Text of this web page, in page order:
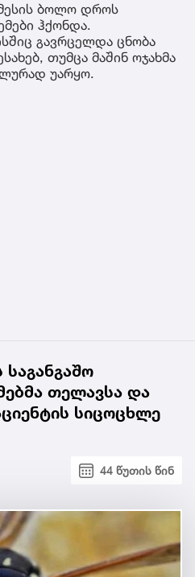
ბოლო დროს
ჰქონდა.
გავრცელდა ცნობა
თუმცა მაშინ ოჯახმა
უარყო.
საგანგაშო
თელავსა და
სიცოცხლე
44 წუთის წინ